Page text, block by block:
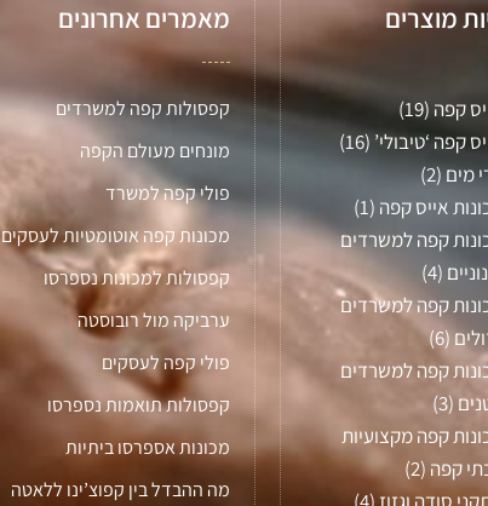
מוצרים
קפה (19)
קפה ‘טיבולי’ (16)
מים(2)
אייס קפה (1)
קפה למשרדים
(4)
קפה למשרדים
(6)
קפה למשרדים
(3)
קפה מקצועיות
קפה (2)
מאמרים אחרונים
קפסולות קפה למשרדים
מונחים מעולם הקפה
פולי קפה למשרד
מכונות קפה אוטומטיות לעסקים
קפסולות למכונות נספרסו
ערביקה מול רובוסטה
פולי קפה לעסקים
קפסולות תואמות נספרסו
מכונות אספרסו ביתיות
מה ההבדל בין קפוצ’ינו ללאטה